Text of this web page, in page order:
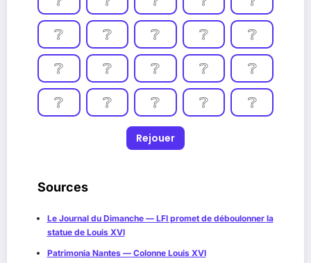
❔
❔ ❔ ❔
❔
❔
❔ ❔ ❔
❔
❔
❔ ❔ ❔ ❔
Rejouer
Sources
Le Journal du Dimanche — LFI promet de déboulonner la
statue de Louis XVI
Patrimonia Nantes — Colonne Louis XVI